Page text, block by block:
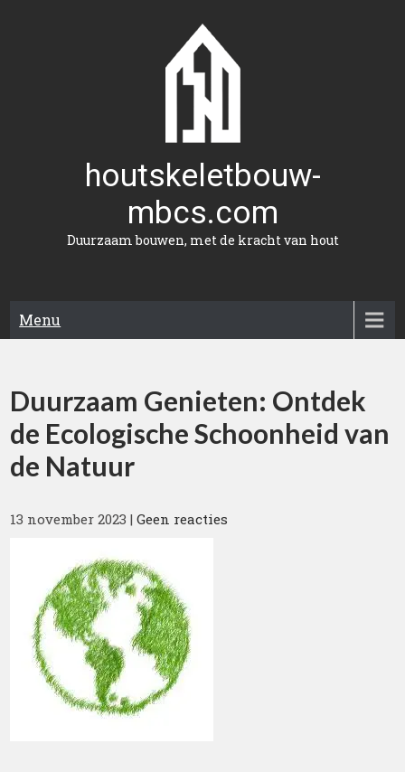
houtskeletbouw-
mbcs.com
Duurzaam bouwen, met de kracht van hout
Menu
Duurzaam Genieten: Ontdek
de Ecologische Schoonheid van
de Natuur
13 november 2023 |Geen reacties